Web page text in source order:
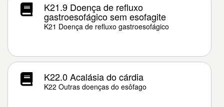
K21.9 Doença de refluxo
gastroesofágico sem esofagite
K21 Doença de refluxo gastroesofágico
K22.0 Acalásia do cárdia
K22 Outras doenças do esôfago